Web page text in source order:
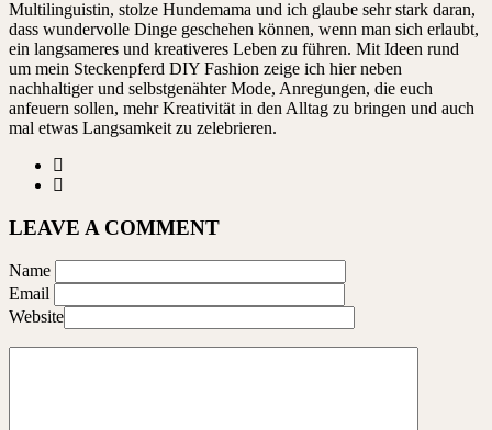
Multilinguistin, stolze Hundemama und ich glaube sehr stark daran,
dass wundervolle Dinge geschehen können, wenn man sich erlaubt,
ein langsameres und kreativeres Leben zu führen. Mit Ideen rund
um mein Steckenpferd DIY Fashion zeige ich hier neben
nachhaltiger und selbstgenähter Mode, Anregungen, die euch
anfeuern sollen, mehr Kreativität in den Alltag zu bringen und auch
mal etwas Langsamkeit zu zelebrieren.
LEAVE A COMMENT
Name
Email
Website